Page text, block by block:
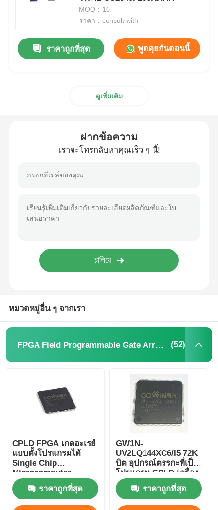
หน่วยไมโครคอนโทรลเลอร์ MCU
ระบบบนชิป (SOC)
เครื่องตรวจจับความร้อนอินฟราเรด
ชิปไอซี DSP
ชิปหน่วยความจำ DRAM
ชิป PSRAM
ชิป SRAM
EPROM IC
UART IC
เครื่องวงจรบูรณาการ RF
ชิ้นส่วนอิเล็กทรอนิกส์
MOQ：10
ราคา：consult with
ราคาถูกที่สุด พูดคุยกันตอนนี้
ดูเพิ่มเติม
ฝากข้อความ
เราจะโทรกลับหาคุณเร็ว ๆ นี้!
หมวดหมู่อื่น ๆ จากเรา
FPGA Field Programmable Gate Array ระบบการตั้งโปรแกรมประตู (52)
CPLD FPGA เกตอะเรย์
แบบตั้งโปรแกรมได้
Single Chip
Microcomputer
GW2A-
LV18EQ144C8/I7
ราคาถูกที่สุด
GW1N-
UV2LQ144XC6/I5 72K
บิต อุปกรณ์ตรรกะที่เป็น
โปรแกรม CPLD เครื่อง
ควบคุมตรรกะที่เป็น
โปรแกรมราคาถูกที่สุด